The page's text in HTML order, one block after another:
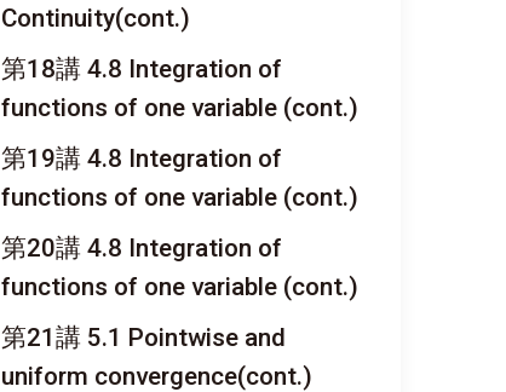
Continuity(cont.)
第18講 4.8 Integration of
functions of one variable (cont.)
第19講 4.8 Integration of
functions of one variable (cont.)
第20講 4.8 Integration of
functions of one variable (cont.)
第21講 5.1 Pointwise and
uniform convergence(cont.)